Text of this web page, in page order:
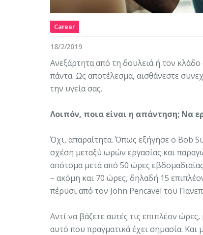
Career
18/2/2019
Ανεξάρτητα από τη δουλειά ή τον
πάντα. Ως αποτέλεσμα, αισθάνεστε
την υγεία σας.
Λοιπόν, ποια είναι η απάντηση; Να
Όχι, απαραίτητα. Όπως εξήγησε ο Bob
σχέση μεταξύ ωρών εργασίας και
απότομα μετά από 50 ώρες
– ακόμη και 70 ώρες, δηλαδή 15
πέρυσι από τον John Pencavel του
Αντί να βάζετε αυτές τις επιπλέον
αυτό που πραγματικά έχει σημασία. Και